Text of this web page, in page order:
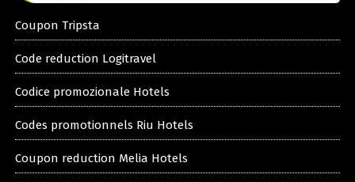
Coupon Tripsta
Code reduction Logitravel
Codice promozionale Hotels
Codes promotionnels Riu Hotels
Coupon reduction Melia Hotels